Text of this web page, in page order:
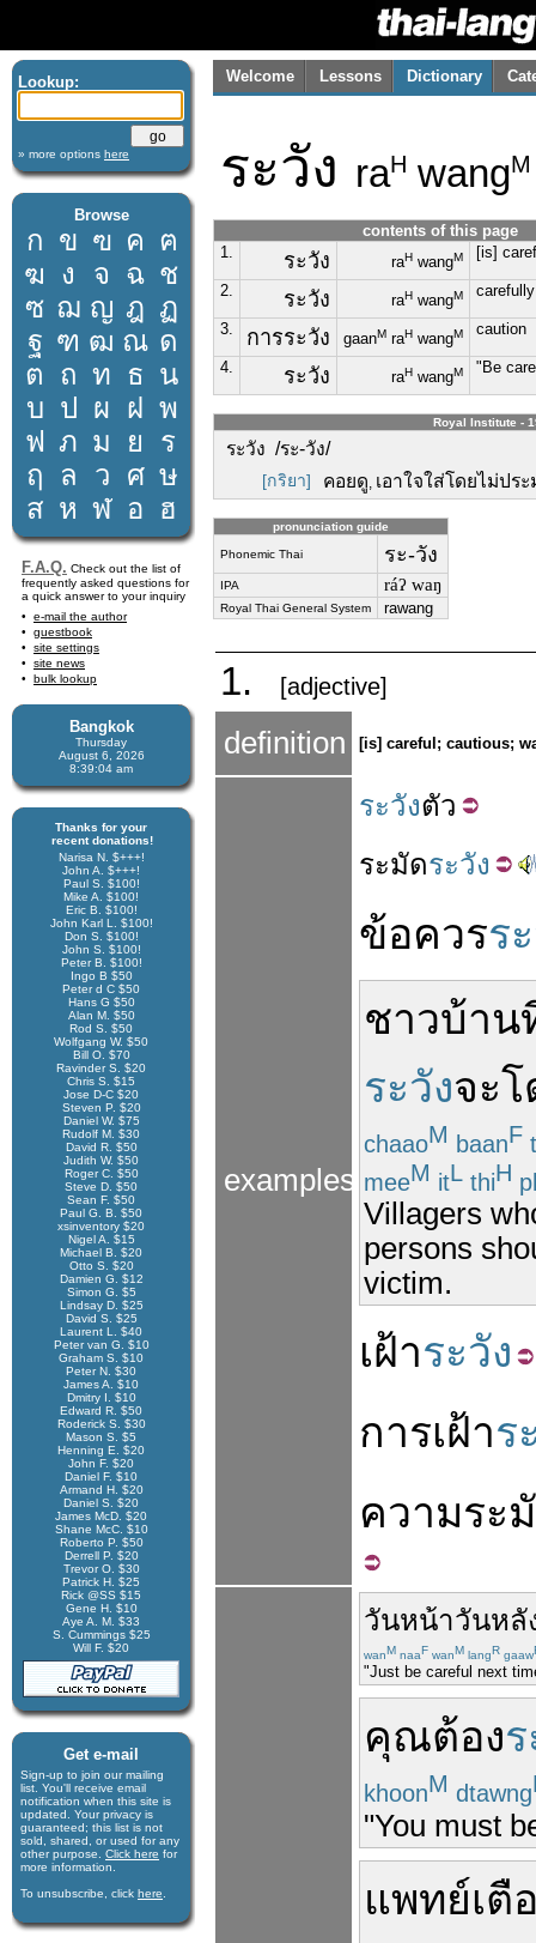
Lookup:
» more options here
Browse
ก ข ฃ ค ฅ
ฆ ง จ ฉ ช
ซ ฌ ญ ฎ ฏ
ฐ ฑ ฒ ณ ด
ต ถ ท ธ น
บ ป ผ ฝ พ
ฟ ภ ม ย
ร
ฤ
ล ว ศ ษ
ส ห ฬ อ ฮ
F.A.Q. Check out the list of
frequently asked questions for
a quick answer to your inquiry
e-mail the author
guestbook
site settings
site news
bulk lookup
Bangkok
Thursday
August 6, 2026
8:39:05 am
Thanks for your
recent donations!
Narisa N. $+++!
John A. $+++!
Paul S. $100!
Mike A. $100!
Eric B. $100!
John Karl L. $100!
Don S. $100!
John S. $100!
Peter B. $100!
Ingo B $50
Peter d C $50
Hans G $50
Alan M. $50
Rod S. $50
Wolfgang W. $50
Bill O. $70
Ravinder S. $20
Chris S. $15
Jose D-C $20
Steven P. $20
Daniel W. $75
Rudolf M. $30
David R. $50
Judith W. $50
Roger C. $50
Steve D. $50
Sean F. $50
Paul G. B. $50
xsinventory $20
Nigel A. $15
Michael B. $20
Otto S. $20
Damien G. $12
Simon G. $5
Lindsay D. $25
David S. $25
Laurent L. $40
Peter van G. $10
Graham S. $10
Peter N. $30
James A. $10
Dmitry I. $10
Edward R. $50
Roderick S. $30
Mason S. $5
Henning E. $20
John F. $20
Daniel F. $10
Armand H. $20
Daniel S. $20
James McD. $20
Shane McC. $10
Roberto P. $50
Derrell P. $20
Trevor O. $30
Patrick H. $25
Rick @SS $15
Gene H. $10
Aye A. M. $33
S. Cummings $25
Will F. $20
Get e-mail
Sign-up to join our mail­ing
list. You'll receive e­mail
notification when this site is
updated. Your privacy is
guaran­teed; this list is not
sold, shared, or used for any
other purpose. Click here for
more infor­mation.
To unsubscribe, click here
Welcome Lessons Dictionary
ระวัง raH wangM
contents of this page
1.
ระวัง raH wangM [is]
2. ระวัง raH wangM
3. การระวัง gaanM raH wangM caution
4. ระวัง raH wangM "Be
Royal Institute -
ระวัง /ระ-วัง/
[กริยา] คอยดู, เอาใจใส่โดยไม่ปร
pronunciation guide
Phonemic Thai ระ-วัง
IPA ráʔ waŋ
Royal Thai General System rawang
1. [adjective]
definition [is] careful; cautious;
examples
ระวังตัว
ระมัดระวัง
ข้อควรร
ชาวบ้าน
ระวังจะ
chaaoM baanF
meeM itL thiH
Villagers
persons
victim.
เฝ้าระวัง
การเฝ้าร
ความระ
วันหน้าวันหลั
wanM naaF wanM langR gaaw
"Just be careful next
คุณต้อง
khoonM dtawng
"You must
แพทย์เตื